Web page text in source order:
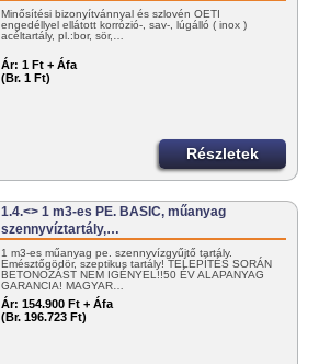
Minősítési bizonyítvánnyal és szlovén OÉTI
engedéllyel ellátott korrózió-, sav-, lúgálló ( inox )
acéltartály, pl.:bor, sör,…
Ár: 1 Ft + Áfa
(Br. 1 Ft)
Részletek
1.4.<> 1 m3-es PE. BASIC, műanyag
szennyvíztartály,…
1 m3-es műanyag pe. szennyvízgyűjtő tartály.
Emésztőgödör, szeptikus tartály! TELEPÍTÉS SORÁN
BETONOZÁST NEM IGÉNYEL!!50 ÉV ALAPANYAG
GARANCIA! MAGYAR…
Ár: 154.900 Ft + Áfa
(Br. 196.723 Ft)